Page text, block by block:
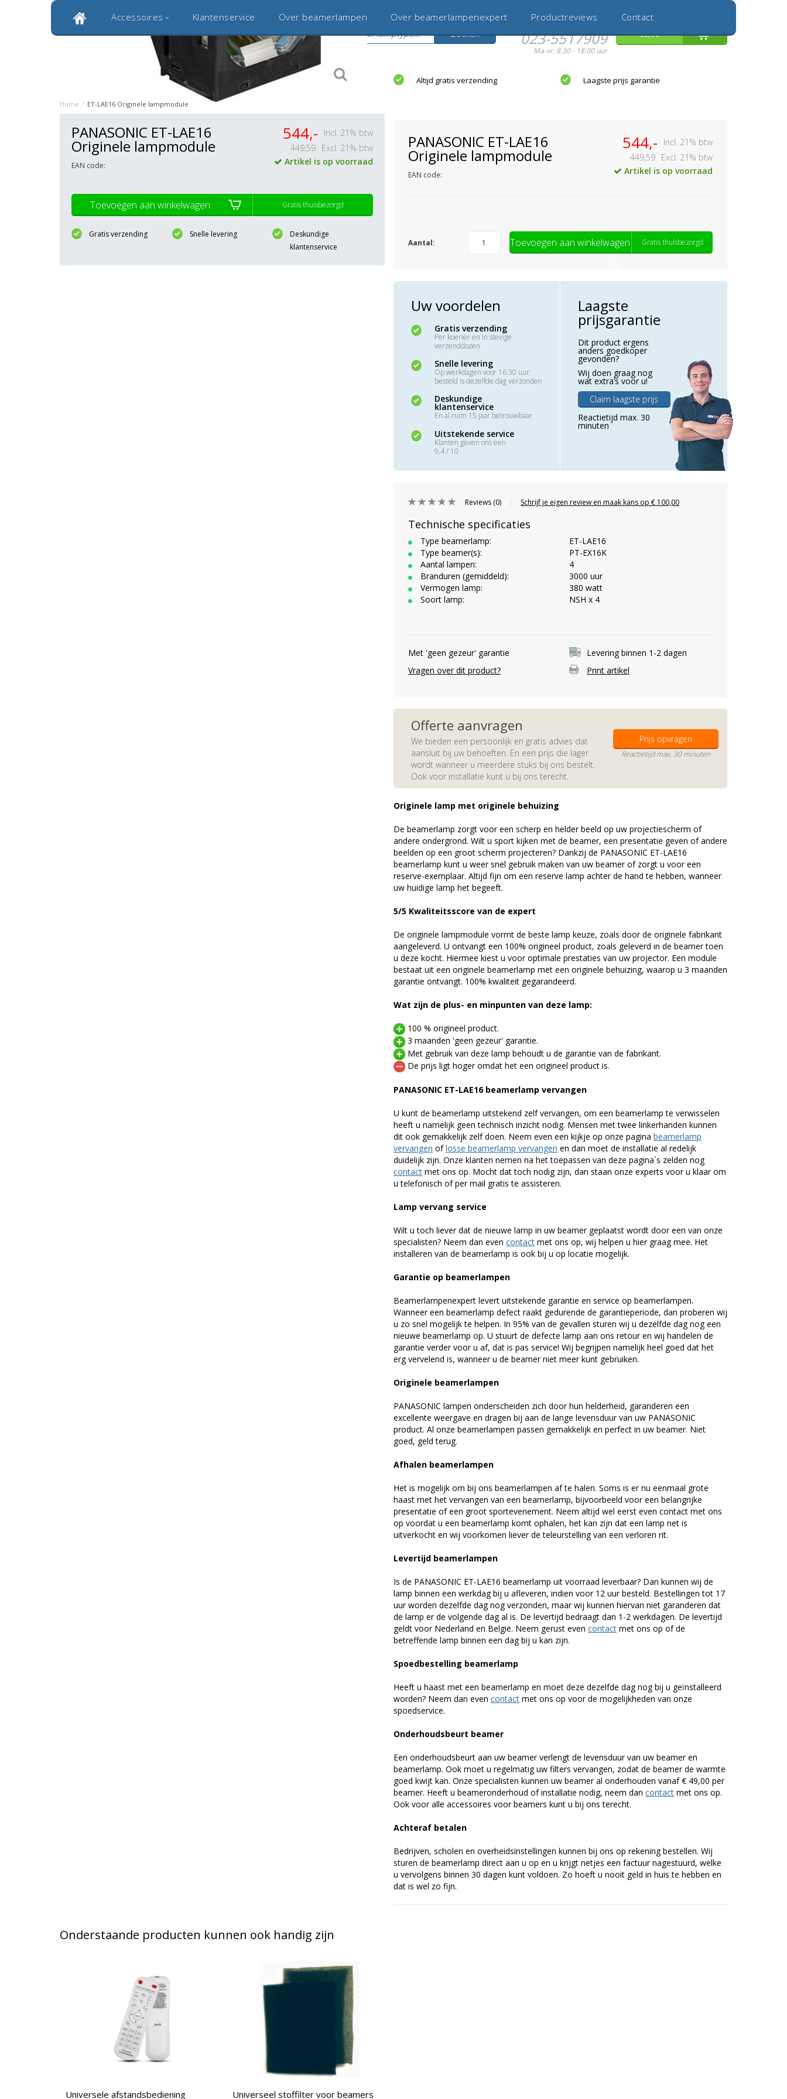
Inloggen
Klantbeoordeling 9,0
Bekijk alle 1000+ reviews
Zoeken
Hulp nodig?
023-5517909
Ma-vr: 8.30 - 18.00 uur
€0,00
Accessoires Klantenservice Over beamerlampen Over beamerlampenexpert Productreviews Contact
Originele kwaliteitsproducten 20 jaar betrouwbaar en ervaren Altijd gratis verzending Laagste prijs garantie
Home / ET-LAE16 Originele lampmodule
PANASONIC ET-LAE16
Originele lampmodule
EAN code:
544,-
Incl. 21% btw
449,59 Excl. 21% btw
Artikel is op voorraad
Toevoegen aan winkelwagen Gratis thuisbezorgd
Gratis verzending Snelle levering
Deskundige
klantenservice
PANASONIC ET-LAE16
Originele lampmodule
EAN code:
544,-
Incl. 21% btw
449,59 Excl. 21% btw
Artikel is op voorraad
Aantal: Toevoegen aan winkelwagen Gratis thuisbezorgd
Uw voordelen
Gratis verzending
Per koerier en in stevige
verzenddozen
Snelle levering
Op werkdagen voor 16:30 uur
besteld is dezelfde dag verzonden
Deskundige
klantenservice
En al ruim 15 jaar betrouwbaar
Uitstekende service
Klanten geven ons een
9,4 / 10
Laagste
prijsgarantie
Dit product ergens
anders goedkoper
gevonden?
Wij doen graag nog
wat extra’s voor u!
Claim laagste prijs
Reactietijd max. 30
minuten
Reviews (0) Schrijf je eigen review en maak kans op € 100,00
Technische specificaties
Type beamerlamp:
ET-LAE16
Type beamer(s):
PT-EX16K
Aantal lampen:
4
Branduren (gemiddeld):
3000 uur
Vermogen lamp:
380 watt
Soort lamp:
NSH x 4
Met 'geen gezeur' garantie
Levering binnen 1-2 dagen
Vragen over dit product?
Print artikel
Offerte aanvragen
We bieden een persoonlijk en gratis advies dat
aansluit bij uw behoeften. En een prijs die lager
wordt wanneer u meerdere stuks bij ons bestelt.
Ook voor installatie kunt u bij ons terecht.
Prijs opvragen
Reactietijd max. 30 minuten
Originele lamp met originele behuizing
De beamerlamp zorgt voor een scherp en helder beeld op uw projectiescherm of
andere ondergrond. Wilt u sport kijken met de beamer, een presentatie geven of andere
beelden op een groot scherm projecteren? Dankzij de PANASONIC ET-LAE16
beamerlamp kunt u weer snel gebruik maken van uw beamer of zorgt u voor een
reserve-exemplaar. Altijd fijn om een reserve lamp achter de hand te hebben, wanneer
uw huidige lamp het begeeft.
5/5 Kwaliteitsscore van de expert
De originele lampmodule vormt de beste lamp keuze, zoals door de originele fabrikant
aangeleverd. U ontvangt een 100% origineel product, zoals geleverd in de beamer toen
u deze kocht. Hiermee kiest u voor optimale prestaties van uw projector. Een module
bestaat uit een originele beamerlamp met een originele behuizing, waarop u 3 maanden
garantie ontvangt. 100% kwaliteit gegarandeerd.
Wat zijn de plus- en minpunten van deze lamp:
100 % origineel product.
3 maanden 'geen gezeur' garantie.
Met gebruik van deze lamp behoudt u de garantie van de fabrikant.
De prijs ligt hoger omdat het een origineel product is.
PANASONIC ET-LAE16 beamerlamp vervangen
U kunt de beamerlamp uitstekend zelf vervangen, om een beamerlamp te verwisselen
heeft u namelijk geen technisch inzicht nodig. Mensen met twee linkerhanden kunnen
dit ook gemakkelijk zelf doen. Neem even een kijkje op onze pagina beamerlamp
vervangen oflosse beamerlamp vervangen en dan moet de installatie al redelijk
duidelijk zijn. Onze klanten nemen na het toepassen van deze pagina´s zelden nog
contact met ons op. Mocht dat toch nodig zijn, dan staan onze experts voor u klaar om
u telefonisch of per mail gratis te assisteren.
Lamp vervang service
Wilt u toch liever dat de nieuwe lamp in uw beamer geplaatst wordt door een van onze
specialisten? Neem dan even contact met ons op, wij helpen u hier graag mee. Het
installeren van de beamerlamp is ook bij u op locatie mogelijk.
Garantie op beamerlampen
Beamerlampenexpert levert uitstekende garantie en service op beamerlampen.
Wanneer een beamerlamp defect raakt gedurende de garantieperiode, dan proberen wij
u zo snel mogelijk te helpen. In 95% van de gevallen sturen wij u dezelfde dag nog een
nieuwe beamerlamp op. U stuurt de defecte lamp aan ons retour en wij handelen de
garantie verder voor u af, dat is pas service! Wij begrijpen namelijk heel goed dat het
erg vervelend is, wanneer u de beamer niet meer kunt gebruiken.
Originele beamerlampen
PANASONIC lampen onderscheiden zich door hun helderheid, garanderen een
excellente weergave en dragen bij aan de lange levensduur van uw PANASONIC
product. Al onze beamerlampen passen gemakkelijk en perfect in uw beamer. Niet
goed, geld terug.
Afhalen beamerlampen
Het is mogelijk om bij ons beamerlampen af te halen. Soms is er nu eenmaal grote
haast met het vervangen van een beamerlamp, bijvoorbeeld voor een belangrijke
presentatie of een groot sportevenement. Neem altijd wel eerst even contact met ons
op voordat u een beamerlamp komt ophalen, het kan zijn dat een lamp net is
uitverkocht en wij voorkomen liever de teleurstelling van een verloren rit.
Levertijd beamerlampen
Is de PANASONIC ET-LAE16 beamerlamp uit voorraad leverbaar? Dan kunnen wij de
lamp binnen een werkdag bij u afleveren, indien voor 12 uur besteld. Bestellingen tot 17
uur worden dezelfde dag nog verzonden, maar wij kunnen hiervan niet garanderen dat
de lamp er de volgende dag al is. De levertijd bedraagt dan 1-2 werkdagen. De levertijd
geldt voor Nederland en België. Neem gerust even contact met ons op of de
betreffende lamp binnen een dag bij u kan zijn.
Spoedbestelling beamerlamp
Heeft u haast met een beamerlamp en moet deze dezelfde dag nog bij u geïnstalleerd
worden? Neem dan even contact met ons op voor de mogelijkheden van onze
spoedservice.
Onderhoudsbeurt beamer
Een onderhoudsbeurt aan uw beamer verlengt de levensduur van uw beamer en
beamerlamp. Ook moet u regelmatig uw filters vervangen, zodat de beamer de warmte
goed kwijt kan. Onze specialisten kunnen uw beamer al onderhouden vanaf € 49,00 per
beamer. Heeft u beameronderhoud of installatie nodig, neem dan contact met ons op.
Ook voor alle accessoires voor beamers kunt u bij ons terecht.
Achteraf betalen
Bedrijven, scholen en overheidsinstellingen kunnen bij ons op rekening bestellen. Wij
sturen de beamerlamp direct aan u op en u krijgt netjes een factuur nagestuurd, welke
u vervolgens binnen 30 dagen kunt voldoen. Zo hoeft u nooit geld in huis te hebben en
dat is wel zo fijn.
Onderstaande producten kunnen ook handig zijn
Universele afstandsbediening Universeel stoffilter voor beamers